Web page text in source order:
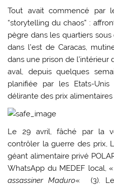
Tout avait commencé par
“storytelling du chaos” :
pègre dans les quartiers
dans l’est de Caracas,
dans une prison de l’intérieur
aval, depuis quelques
planifiée par les Etats-
délirante des prix
Le 29 avril, fâché par la
contrôler la guerre des prix,
géant alimentaire privé
WhatsApp du MEDEF local,
assassiner Maduro« (3). Le